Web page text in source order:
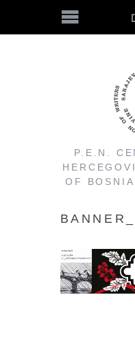
P.E.N.
OF